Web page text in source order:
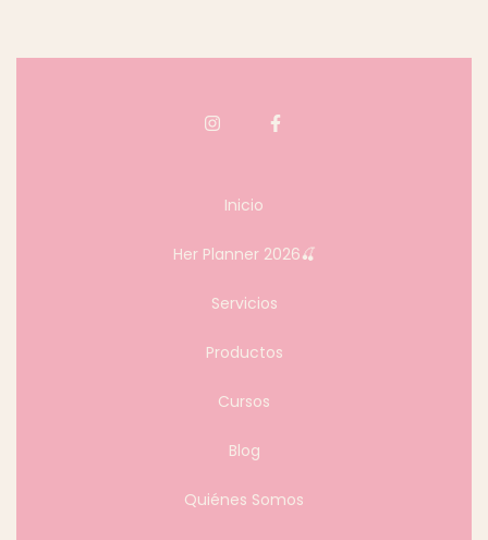
Inicio
Her Planner 2026🍒
Servicios
Productos
Cursos
Blog
Quiénes Somos